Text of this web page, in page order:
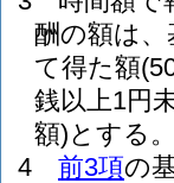
酬の額は
て得た額
銭以上1円
額)とする
4
前3項の